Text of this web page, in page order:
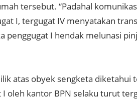
tersebut. “Padahal
I, tergugat IV menyatakan
penggugat I hendak melunasi
atas obyek sengketa diketahui
oleh kantor BPN selaku turut